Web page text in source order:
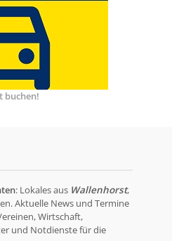
buchen!
: Lokales aus Wallenhorst,
Aktuelle News und Termine
Wirtschaft,
und Notdienste für die